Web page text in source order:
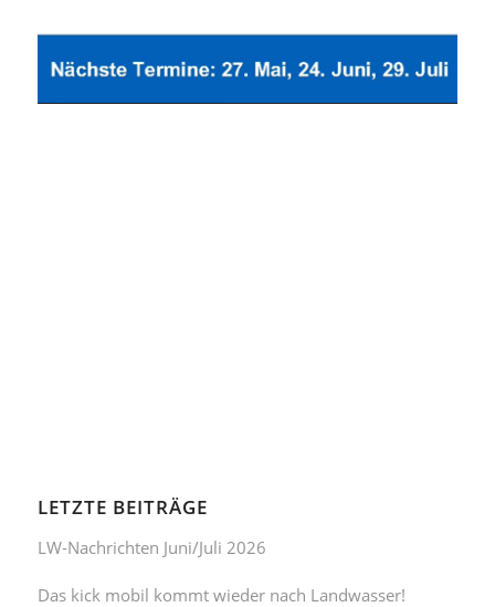
LETZTE BEITRÄGE
LW-Nachrichten Juni/Juli 2026
Das kick mobil kommt wieder nach Landwasser!